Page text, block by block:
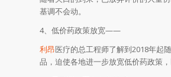
基调不会动。
4、低价药政策放宽——
利昂医疗的总工程师了解到2018年起
品，迫使各地进一步放宽低价药政策，